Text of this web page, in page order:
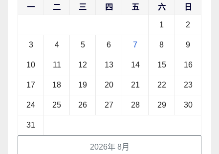
2026年 8月
一 二 三 四 五 六 日
1 2
3 4 5 6 7 8 9
10 11 12 13 14 15 16
17 18 19 20 21 22 23
24 25 26 27 28 29 30
31